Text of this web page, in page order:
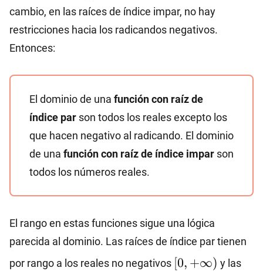
cambio, en las raíces de índice impar, no hay
restricciones hacia los radicandos negativos.
Entonces:
El dominio de una función con raíz de
índice par son todos los reales excepto los
que hacen negativo al radicando. El dominio
de una función con raíz de índice impar son
todos los números reales.
El rango en estas funciones sigue una lógica
parecida al dominio. Las raíces de índice par tienen
por rango a los reales no negativos [0,+∞)
[0, +∞) y las